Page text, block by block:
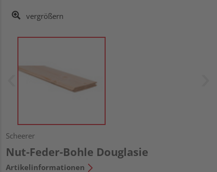
vergrößern
Scheerer
Nut-Feder-Bohle Douglasie
Artikelinformationen